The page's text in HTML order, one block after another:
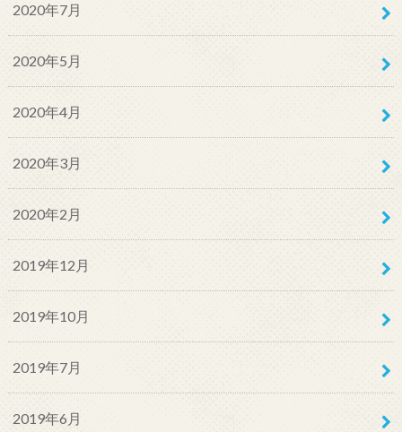
2020年7月
2020年5月
2020年4月
2020年3月
2020年2月
2019年12月
2019年10月
2019年7月
2019年6月